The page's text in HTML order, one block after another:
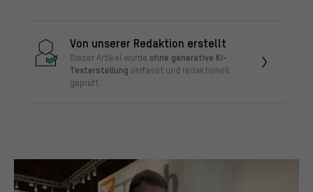
Von unserer Redaktion erstellt
Dieser Artikel wurde ohne generative KI-
Texterstellung verfasst und redaktionell
geprüft.